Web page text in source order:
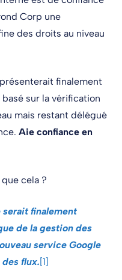
Corp une
des droits au niveau
finalement
sur la vérification
mais restant délégué
Aie confiance en
que cela ?
serait finalement
de la gestion des
service Google
flux.[1]